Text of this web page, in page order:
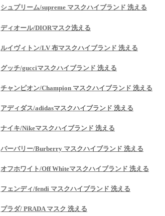
シュプリーム/supreme マスクハイブランド 洗える
ディオール/DIORマスク洗える
ルイヴィトン/LV 布マスクハイブランド 洗える
グッチ/gucciマスクハイブランド 洗える
チャンピオン/Champion マスクハイブランド 洗える
アディダス/adidasマスクハイブランド 洗える
ナイキ/Nikeマスクハイブランド 洗える
バーバリー/Burberry マスクハイブランド 洗える
オフホワイト/Off Whiteマスクハイブランド 洗える
フェンディ/fendi マスクハイブランド 洗える
プラダ/ PRADA マスク 洗える